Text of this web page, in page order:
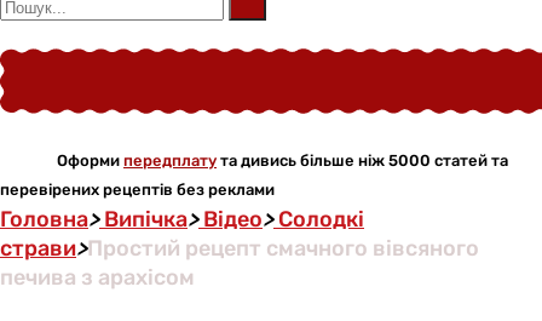
Оформи передплату та дивись більше ніж 5000 статей та
перевірених рецептів без реклами
Головна>Випічка>Відео>Солодкі
страви>Простий рецепт смачного вівсяного
печива з арахісом